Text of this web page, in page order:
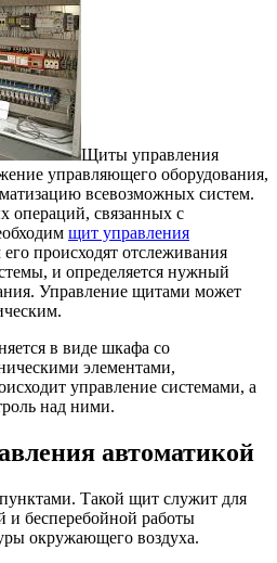
Щиты управления
управляющего оборудования,
всевозможных систем.
операций, связанных с
щит управления
происходят отслеживания
и определяется нужный
Управление щитами может
в виде шкафа со
элементами,
управление системами, а
над ними.
автоматикой
Такой щит служит для
и бесперебойной работы
окружающего воздуха.